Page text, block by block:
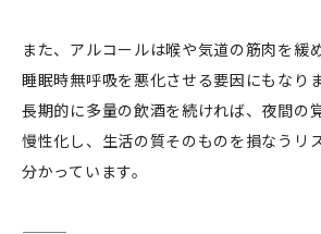
また、アルコールは喉や気道の筋肉を緩
睡眠時無呼吸を悪化させる要因にもなりま
長期的に多量の飲酒を続ければ、夜間の
慢性化し、生活の質そのものを損なうリ
分かっています。